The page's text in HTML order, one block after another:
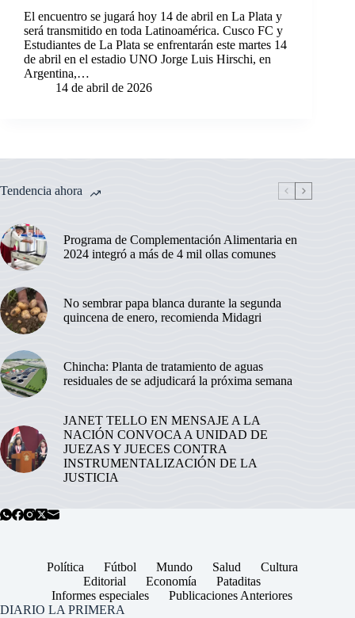
El encuentro se jugará hoy 14 de abril en La Plata y
será transmitido en toda Latinoamérica. Cusco FC y
Estudiantes de La Plata se enfrentarán este martes 14
de abril en el estadio UNO Jorge Luis Hirschi, en
Argentina,…
14 de abril de 2026
Tendencia ahora
Programa de Complementación Alimentaria en
2024 integró a más de 4 mil ollas comunes
No sembrar papa blanca durante la segunda
quincena de enero, recomienda Midagri
Chincha: Planta de tratamiento de aguas
residuales de se adjudicará la próxima semana
JANET TELLO EN MENSAJE A LA
NACIÓN CONVOCA A UNIDAD DE
JUEZAS Y JUECES CONTRA
INSTRUMENTALIZACIÓN DE LA
JUSTICIA
Política Fútbol Mundo Salud
Cultura
Editorial
Economía
Pataditas
Informes especiales
Publicaciones Anteriores
DIARIO LA PRIMERA